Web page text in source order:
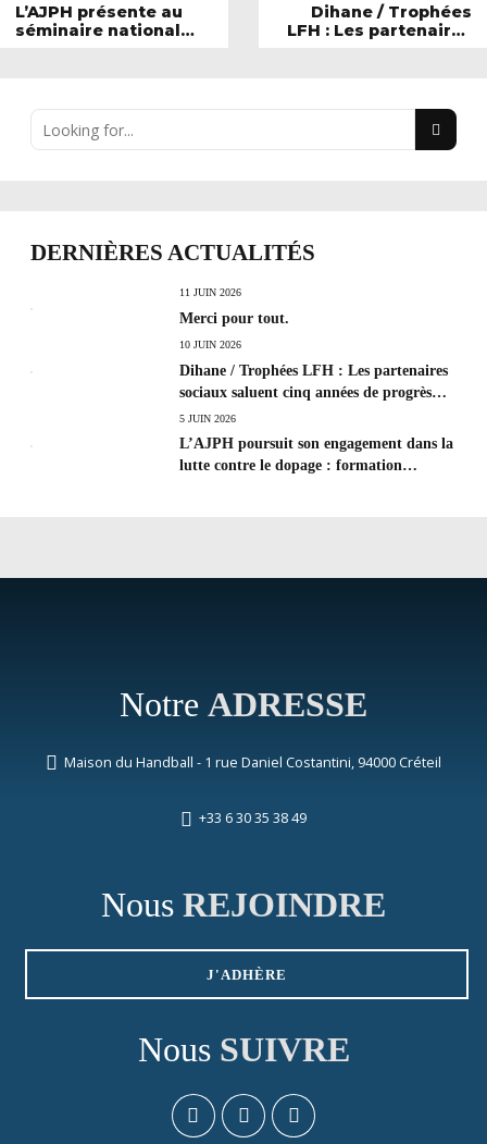
L’AJPH présente au
séminaire national
Dihane / Trophées
LFH : Les partenaires
poursuivre !
DERNIÈRES ACTUALITÉS
11 JUIN 2026
Merci pour tout.
10 JUIN 2026
Dihane / Trophées LFH : Les partenaires
sociaux saluent cinq années de progrès
social et les efforts à poursuivre !
5 JUIN 2026
L’AJPH poursuit son engagement dans la
lutte contre le dopage : formation
Notre ADRESSE
Maison du Handball - 1 rue Daniel Costantini, 94000 Créteil
+33 6 30 35 38 49
Nous REJOINDRE
J'ADHÈRE
Nous SUIVRE